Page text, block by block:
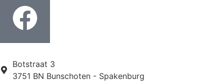
Botstraat 3
3751 BN Bunschoten - Spakenburg